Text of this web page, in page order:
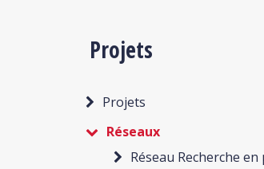
Projets
Projets
Réseaux
Réseau Recherche